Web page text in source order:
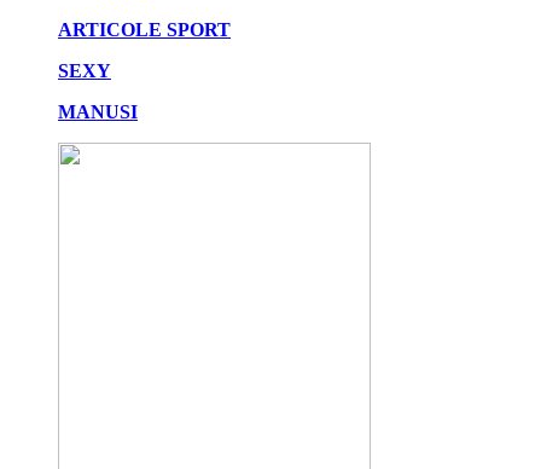
ARTICOLE SPORT
SEXY
MANUSI